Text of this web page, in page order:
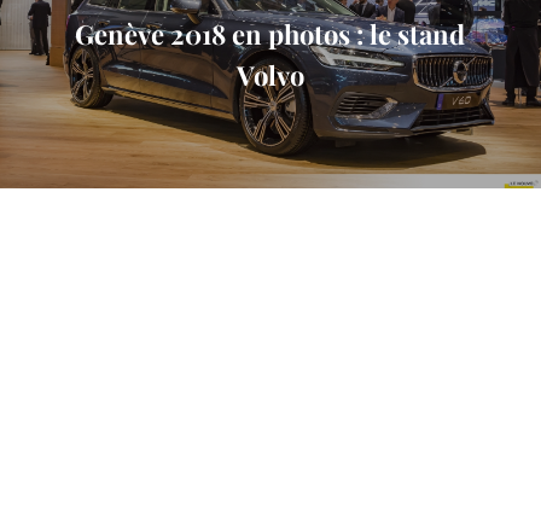
Genève 2018 en photos : le stand
Volvo